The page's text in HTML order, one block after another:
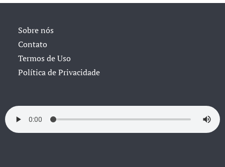
Sobre nós
Contato
Termos de Uso
Política de Privacidade